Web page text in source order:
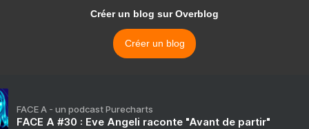
Créer un blog sur Overblog
Créer un blog
FACE A - un podcast Purecharts
FACE A #30 : Eve Angeli raconte "Avant de partir"